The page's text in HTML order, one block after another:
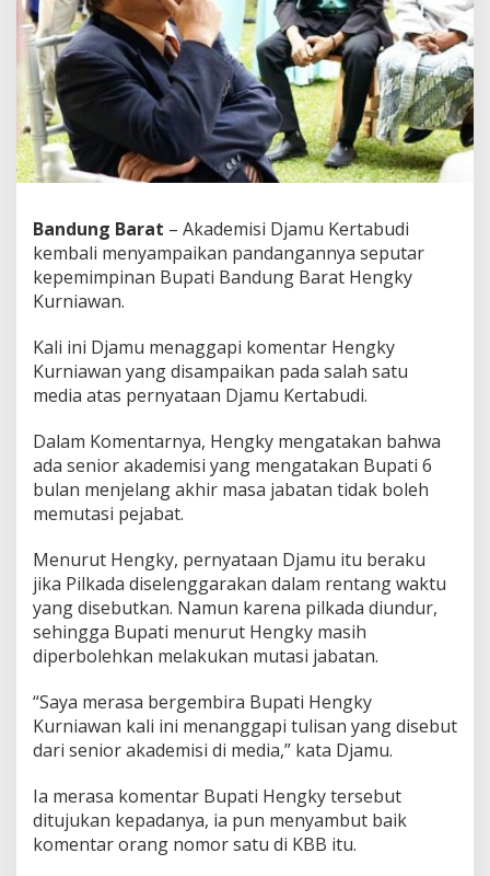
u
d
i
:
H
i
n
d
r
i
B
l
d
e
r
a
n
s
u
P
R
D
H
a
r
s
M
a
m
u
T
e
m
Bandung Barat – Akademisi Djamu Kertabudi
kembali menyampaikan pandangannya seputar
kepemimpinan Bupati Bandung Barat Hengky
Kurniawan.
Kali ini Djamu menaggapi komentar Hengky
Kurniawan yang disampaikan pada salah satu
media atas pernyataan Djamu Kertabudi.
Dalam Komentarnya, Hengky mengatakan bahwa
ada senior akademisi yang mengatakan Bupati 6
bulan menjelang akhir masa jabatan tidak boleh
memutasi pejabat.
Menurut Hengky, pernyataan Djamu itu beraku
jika Pilkada diselenggarakan dalam rentang waktu
yang disebutkan. Namun karena pilkada diundur,
sehingga Bupati menurut Hengky masih
diperbolehkan melakukan mutasi jabatan.
“Saya merasa bergembira Bupati Hengky
Kurniawan kali ini menanggapi tulisan yang disebut
dari senior akademisi di media,” kata Djamu.
Ia merasa komentar Bupati Hengky tersebut
ditujukan kepadanya, ia pun menyambut baik
komentar orang nomor satu di KBB itu.